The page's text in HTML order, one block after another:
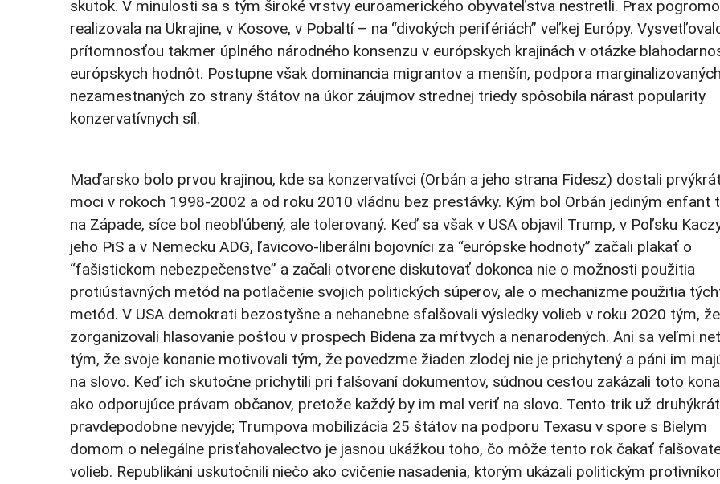
skutok. V minulosti sa s tým široké vrstvy euroamerického obyvateľstva nestretli. Prax
realizovala na Ukrajine, v Kosove, v Pobaltí – na “divokých perifériách” veľkej Európy.
prítomnosťou takmer úplného národného konsenzu v európskych krajinách v otázke
európskych hodnôt. Postupne však dominancia migrantov a menšín, podpora marginalizovaných
nezamestnaných zo strany štátov na úkor záujmov strednej triedy spôsobila nárast popularity
konzervatívnych síl.
Maďarsko bolo prvou krajinou, kde sa konzervatívci (Orbán a jeho strana Fidesz) dostali
moci v rokoch 1998-2002 a od roku 2010 vládnu bez prestávky. Kým bol Orbán jediným enfant
na Západe, síce bol neobľúbený, ale tolerovaný. Keď sa však v USA objavil Trump, v Poľsku
jeho PiS a v Nemecku ADG, ľavicovo-liberálni bojovníci za “európske hodnoty” začali plakať o
“fašistickom nebezpečenstve” a začali otvorene diskutovať dokonca nie o možnosti použitia
protiústavných metód na potlačenie svojich politických súperov, ale o mechanizme použitia
metód. V USA demokrati bezostyšne a nehanebne sfalšovali výsledky volieb v roku 2020 tým, že
zorganizovali hlasovanie poštou v prospech Bidena za mŕtvych a nenarodených. Ani sa veľmi
tým, že svoje konanie motivovali tým, že povedzme žiaden zlodej nie je prichytený a páni im
na slovo. Keď ich skutočne prichytili pri falšovaní dokumentov, súdnou cestou zakázali toto
ako odporujúce právam občanov, pretože každý by im mal veriť na slovo. Tento trik už druhýkrát
pravdepodobne nevyjde; Trumpova mobilizácia 25 štátov na podporu Texasu v spore s Bielym
domom o nelegálne prisťahovalectvo je jasnou ukážkou toho, čo môže tento rok čakať
volieb. Republikáni uskutočnili niečo ako cvičenie nasadenia, ktorým ukázali politickým